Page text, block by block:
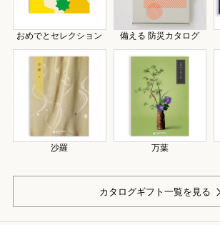
おめでとセレクション 備える 防災カタログ
沙羅 万葉
カタログギフト一覧を見る